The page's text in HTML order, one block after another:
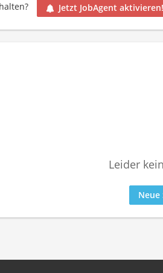
Jetzt JobAgent aktivieren!
Leider
Neue